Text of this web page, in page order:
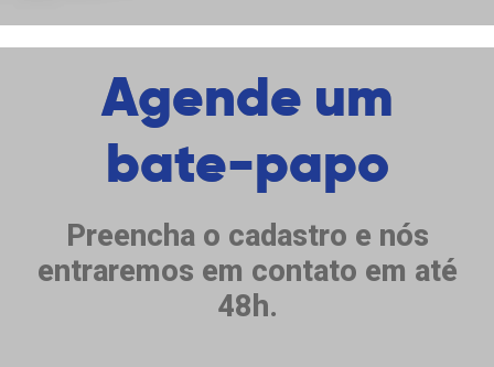
Agende um
bate-papo
Preencha o cadastro e nós
entraremos em contato em até
48h.